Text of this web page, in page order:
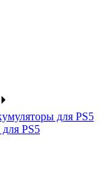
для PS5
PS5